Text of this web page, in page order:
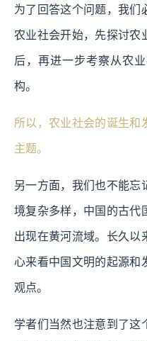
为了回答这个问题，我们
农业社会开始，先探讨农
后，再进一步考察从农
构。
所以，农业社会的诞生和
主题。
另一方面，我们也不能忘
境复杂多样，中国的古代
出现在黄河流域。长久以
心来看中国文明的起源和
观点。
学者们当然也注意到了这